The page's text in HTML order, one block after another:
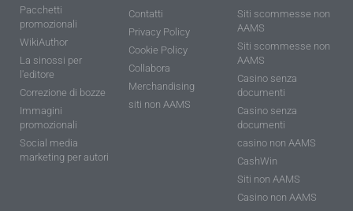
Pacchetti
promozionali
WikiAuthor
La sinossi per
l'editore
Correzione di bozze
Immagini
promozionali
Social media
marketing per autori
Contatti
Privacy Policy
Cookie Policy
Collabora
Merchandising
siti non AAMS
Siti scommesse non
AAMS
Siti scommesse non
AAMS
Casino senza
documenti
Casino senza
documenti
casino non AAMS
CashWin
Siti non AAMS
Casino non AAMS